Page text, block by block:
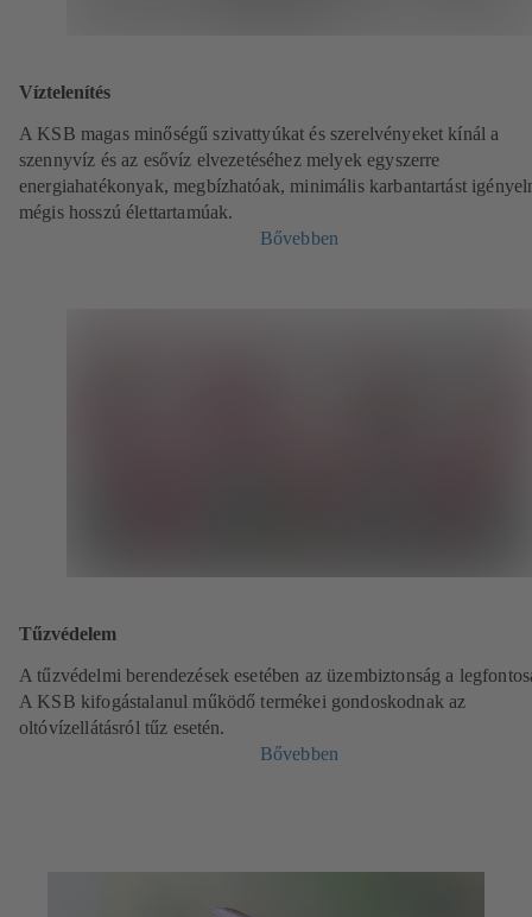
Víztelenítés
A KSB magas minőségű szivattyúkat és szerelvényeket kínál a
szennyvíz és az esővíz elvezetéséhez melyek egyszerre
energiahatékonyak, megbízhatóak, minimális karbantartást
mégis hosszú élettartamúak.
Bővebben
Tűzvédelem
A tűzvédelmi berendezések esetében az üzembiztonság a
A KSB kifogástalanul működő termékei gondoskodnak az
oltóvízellátásról tűz esetén.
Bővebben